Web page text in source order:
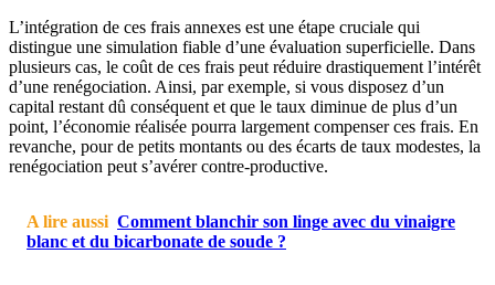
L’intégration de ces frais annexes est une étape cruciale qui
distingue une simulation fiable d’une évaluation superficielle. Dans
plusieurs cas, le coût de ces frais peut réduire drastiquement l’intérêt
d’une renégociation. Ainsi, par exemple, si vous disposez d’un
capital restant dû conséquent et que le taux diminue de plus d’un
point, l’économie réalisée pourra largement compenser ces frais. En
revanche, pour de petits montants ou des écarts de taux modestes, la
renégociation peut s’avérer contre-productive.
A lire aussi Comment blanchir son linge avec du vinaigre
blanc et du bicarbonate de soude ?